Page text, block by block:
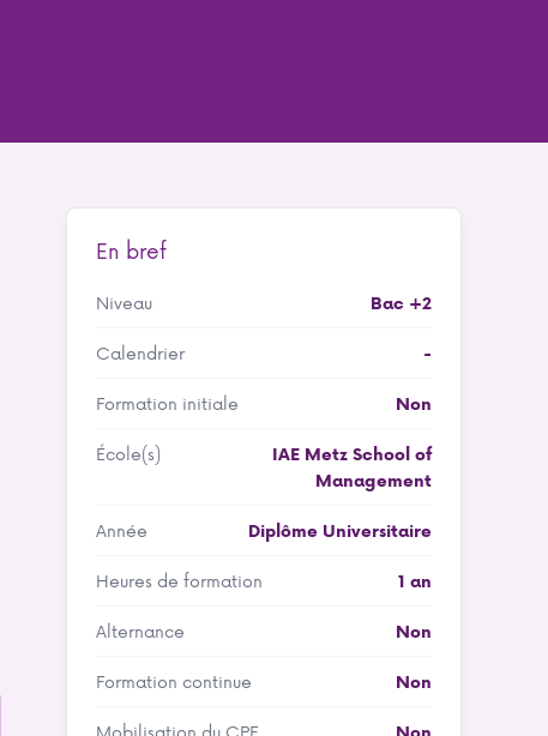
En bref
Niveau Bac +2
Calendrier -
Formation initiale Non
École(s)
IAE Metz School of
Management
Année Diplôme Universitaire
Heures de formation 1 an
Alternance Non
Formation continue Non
Mobilisation du CPF